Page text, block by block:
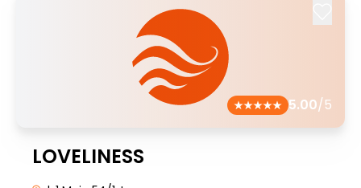
5.00/5
LOVELINESS